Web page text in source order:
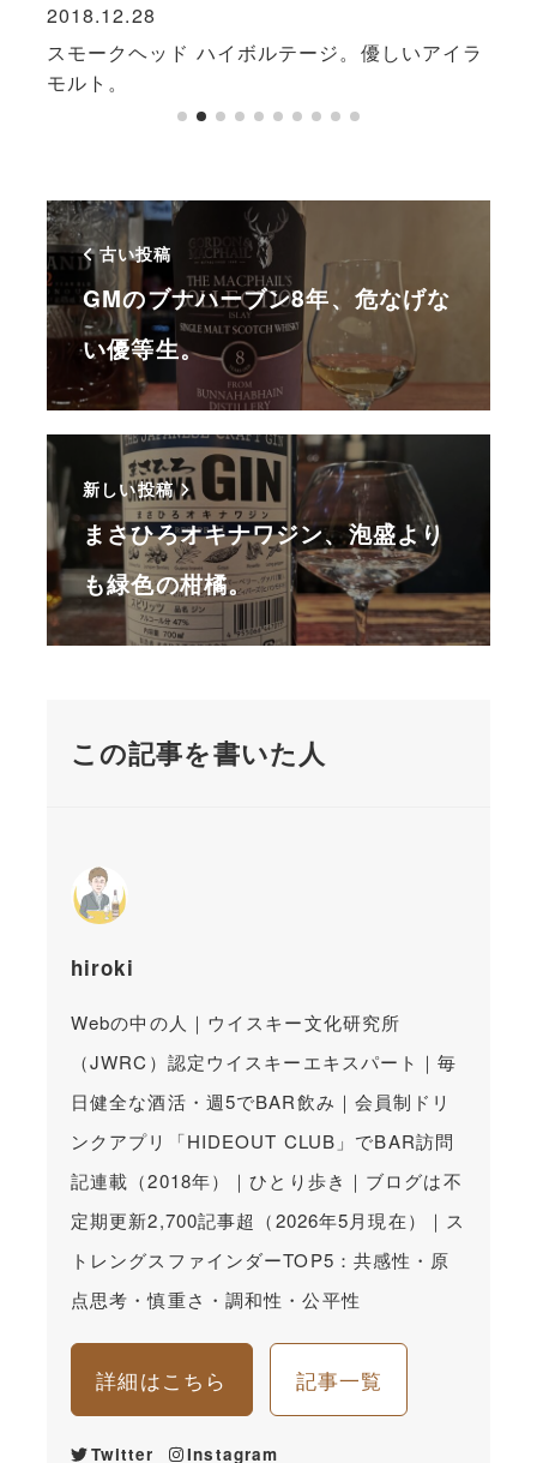
2018.12.28
スモークヘッド ハイボルテージ。優しいアイラ
モルト。
古い投稿
GMのブナハーブン8年、危なげな
い優等生。
新しい投稿
まさひろオキナワジン、泡盛より
も緑色の柑橘。
この記事を書いた人
hiroki
Webの中の人｜ウイスキー文化研究所
（JWRC）認定ウイスキーエキスパート｜毎
日健全な酒活・週5でBAR飲み｜会員制ドリ
ンクアプリ「HIDEOUT CLUB」でBAR訪問
記連載（2018年）｜ひとり歩き｜ブログは不
定期更新2,700記事超（2026年5月現在）｜ス
トレングスファインダーTOP5：共感性・原
点思考・慎重さ・調和性・公平性
詳細はこちら 記事一覧
Twitter Instagram